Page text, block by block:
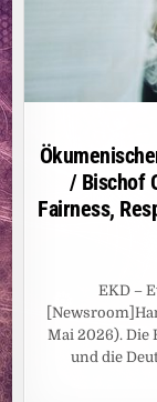
/ Bischof
Fairness,
EKD –
Mai 2026). Die
und die